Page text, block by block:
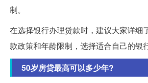
制。
在选择银行办理贷款时，建议大家详细
款政策和年龄限制，选择适合自己的银
50岁房贷最高可以多少年?